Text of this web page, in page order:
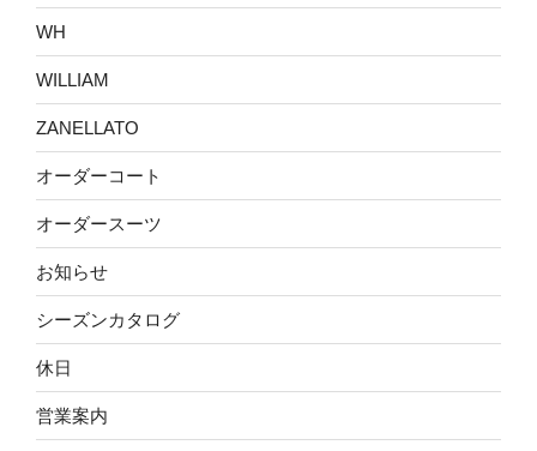
WH
WILLIAM
ZANELLATO
オーダーコート
オーダースーツ
お知らせ
シーズンカタログ
休日
営業案内